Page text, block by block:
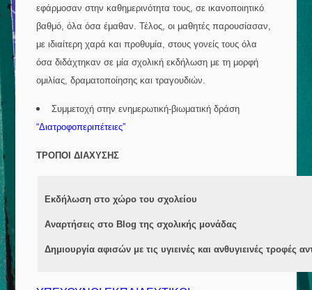
εφάρμοσαν στην καθημερινότητα τους, σε ικανοποιητικό
βαθμό, όλα όσα έμαθαν. Τέλος, οι μαθητές παρουσίασαν,
με ιδιαίτερη χαρά και προθυμία, στους γονείς τους όλα
όσα διδάχτηκαν σε μία σχολική εκδήλωση με τη μορφή
ομιλίας, δραματοποίησης και τραγουδιών.
Συμμετοχή στην ενημερωτική-βιωματική δράση
“Διατροφοπεριπέτειες”
ΤΡΟΠΟΙ ΔΙΑΧΥΣΗΣ
Εκδήλωση στο χώρο του σχολείου
Αναρτήσεις στο Blog της σχολικής μονάδας
Δημιουργία αφισών με τις υγιεινές και ανθυγιεινές τροφές